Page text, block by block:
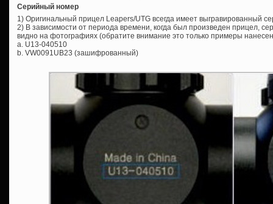
Серийный номер
1) Оригинальный прицел Leapers/UTG всегда имеет выгравированный
2) В зависимости от периода времени, когда был произведен прицел,
видно на фотографиях (обратите внимание это только примеры
a. U13-040510
b. VW0091UB23 (зашифрованный)